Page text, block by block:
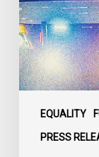
EQUALITY
PRESS
publique
sur
le
racisme
policier
au